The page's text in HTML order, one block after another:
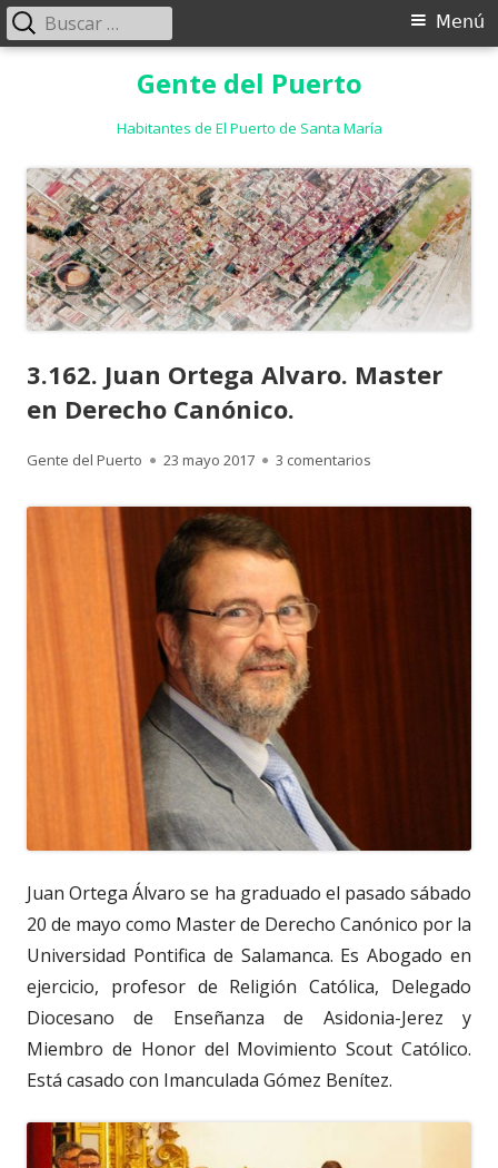
Gente del Puerto
Habitantes de El Puerto de Santa María
Menú
Menú
Buscar:
3.162. Juan Ortega Alvaro. Master
en Derecho Canónico.
Autor
Gente del Puerto
Publicado
23 mayo 2017 3 comentarios
Juan Ortega Álvaro se ha graduado el pasado sábado
20 de mayo como Master de Derecho Canónico por la
Universidad Pontifica de Salamanca. Es Abogado en
ejercicio, profesor de Religión Católica, Delegado
Diocesano de Enseñanza de Asidonia-Jerez y
Miembro de Honor del Movimiento Scout Católico.
Está casado con Imanculada Gómez Benítez.